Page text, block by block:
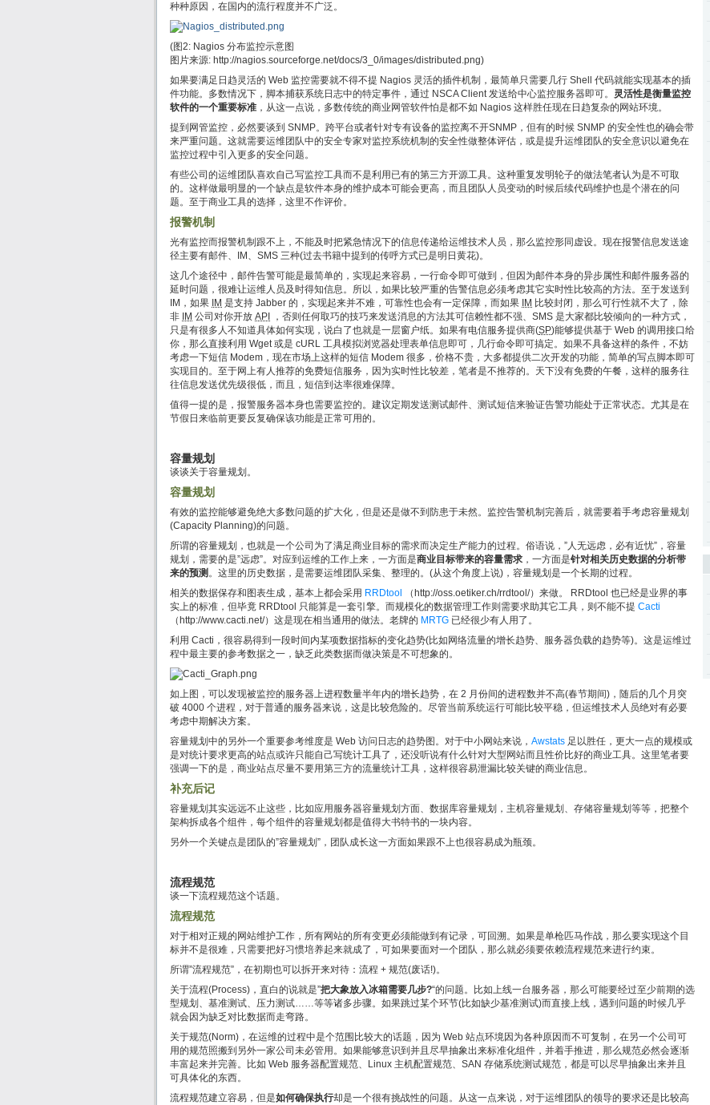
种种原因，在国内的流行程度并不广泛。
(图2: Nagios 分布监控示意图
图片来源: http://nagios.sourceforge.net/docs/3_0/images/distributed.png)
如果要满足日趋灵活的 Web 监控需要就不得不提 Nagios 灵活的插件机制，最简单只需要几行 Shell 代码就能实现基本的插
件功能。多数情况下，脚本捕获系统日志中的特定事件，通过 NSCA Client 发送给中心监控服务器即可。 灵活性是衡量监控
软件的一个重要标准 ，从这一点说，多数传统的商业网管软件怕是都不如 Nagios 这样胜任现在日趋复杂的网站环境。
提到网管监控，必然要谈到 SNMP。跨平台或者针对专有设备的监控离不开SNMP，但有的时候 SNMP 的安全性也的确会带
来严重问题。这就需要运维团队中的安全专家对监控系统机制的安全性做整体评估，或是提升运维团队的安全意识以避免在
监控过程中引入更多的安全问题。
有些公司的运维团队喜欢自己写监控工具而不是利用已有的第三方开源工具。这种重复发明轮子的做法笔者认为是不可取
的。这样做最明显的一个缺点是软件本身的维护成本可能会更高，而且团队人员变动的时候后续代码维护也是个潜在的问
题。至于商业工具的选择，这里不作评价。
报警机制
光有监控而报警机制跟不上，不能及时把紧急情况下的信息传递给运维技术人员，那么监控形同虚设。现在报警信息发送途
径主要有邮件、IM、SMS 三种(过去书籍中提到的传呼方式已是明日黄花)。
这几个途径中，邮件告警可能是最简单的，实现起来容易，一行命令即可做到，但因为邮件本身的异步属性和邮件服务器的
延时问题，很难让运维人员及时得知信息。所以，如果比较严重的告警信息必须考虑其它实时性比较高的方法。至于发送到
IM，如果 IM 是支持 Jabber 的，实现起来并不难，可靠性也会有一定保障，而如果 IM 比较封闭，那么可行性就不大了，除
非 IM 公司对你开放 API
，否则任何取巧的技巧来发送消息的方法其可信赖性都不强、SMS 是大家都比较倾向的一种方式，
只是有很多人不知道具体如何实现，说白了也就是一层窗户纸。如果有电信服务提供商(SP)能够提供基于 Web 的调用接口给
你，那么直接利用 Wget 或是 cURL 工具模拟浏览器处理表单信息即可，几行命令即可搞定。如果不具备这样的条件，不妨
考虑一下短信 Modem，现在市场上这样的短信 Modem 很多，价格不贵，大多都提供二次开发的功能，简单的写点脚本即可
实现目的。至于网上有人推荐的免费短信服务，因为实时性比较差，笔者是不推荐的。天下没有免费的午餐，这样的服务往
往信息发送优先级很低，而且，短信到达率很难保障。
值得一提的是，报警服务器本身也需要监控的。建议定期发送测试邮件、测试短信来验证告警功能处于正常状态。尤其是在
节假日来临前更要反复确保该功能是正常可用的。
容量规划
谈谈关于容量规划。
容量规划
有效的监控能够避免绝大多数问题的扩大化，但是还是做不到防患于未然。监控告警机制完善后，就需要着手考虑容量规划
(Capacity Planning)的问题。
所谓的容量规划，也就是一个公司为了满足商业目标的需求而决定生产能力的过程。俗语说，”人无远虑，必有近忧”，容量
规划，需要的是”远虑”。对应到运维的工作上来，一方面是商业目标带来的容量需求 ，一方面是针对相关历史数据的分析带
来的预测 。这里的历史数据，是需要运维团队采集、整理的。(从这个角度上说)，容量规划是一个长期的过程。
相关的数据保存和图表生成，基本上都会采用 RRDtool
（http://oss.oetiker.ch/rrdtool/）来做。 RRDtool 也已经是业界的事
实上的标准，但毕竟 RRDtool 只能算是一套引擎。而规模化的数据管理工作则需要求助其它工具，则不能不提 Cacti
（http://www.cacti.net/）这是现在相当通用的做法。老牌的 MRTG 已经很少有人用了。
利用 Cacti，很容易得到一段时间内某项数据指标的变化趋势(比如网络流量的增长趋势、服务器负载的趋势等)。这是运维过
程中最主要的参考数据之一，缺乏此类数据而做决策是不可想象的。
如上图，可以发现被监控的服务器上进程数量半年内的增长趋势，在 2 月份间的进程数并不高(春节期间)，随后的几个月突
破 4000 个进程，对于普通的服务器来说，这是比较危险的。尽管当前系统运行可能比较平稳，但运维技术人员绝对有必要
考虑中期解决方案。
容量规划中的另外一个重要参考维度是 Web 访问日志的趋势图。对于中小网站来说， Awstats 足以胜任，更大一点的规模或
是对统计要求更高的站点或许只能自己写统计工具了，还没听说有什么针对大型网站而且性价比好的商业工具。这里笔者要
强调一下的是，商业站点尽量不要用第三方的流量统计工具，这样很容易泄漏比较关键的商业信息。
补充后记
容量规划其实远远不止这些，比如应用服务器容量规划方面、数据库容量规划，主机容量规划、存储容量规划等等，把整个
架构拆成各个组件，每个组件的容量规划都是值得大书特书的一块内容。
另外一个关键点是团队的”容量规划”，团队成长这一方面如果跟不上也很容易成为瓶颈。
流程规范
谈一下流程规范这个话题。
流程规范
对于相对正规的网站维护工作，所有网站的所有变更必须能做到有记录，可回溯。如果是单枪匹马作战，那么要实现这个目
标并不是很难，只需要把好习惯培养起来就成了，可如果要面对一个团队，那么就必须要依赖流程规范来进行约束。
所谓”流程规范”，在初期也可以拆开来对待：流程 + 规范(废话!)。
关于流程(Process)，直白的说就是”把大象放入冰箱需要几步?“的问题。比如上线一台服务器，那么可能要经过至少前期的选
型规划、基准测试、压力测试……等等诸多步骤。如果跳过某个环节(比如缺少基准测试)而直接上线，遇到问题的时候几乎
就会因为缺乏对比数据而走弯路。
关于规范(Norm)，在运维的过程中是个范围比较大的话题，因为 Web 站点环境因为各种原因而不可复制，在另一个公司可
用的规范照搬到另外一家公司未必管用。如果能够意识到并且尽早抽象出来标准化组件，并着手推进，那么规范必然会逐渐
丰富起来并完善。比如 Web 服务器配置规范、Linux 主机配置规范、SAN 存储系统测试规范，都是可以尽早抽象出来并且
可具体化的东西。
流程规范建立容易，但是如何确保执行却是一个很有挑战性的问题。从这一点来说，对于运维团队的领导的要求还是比较高